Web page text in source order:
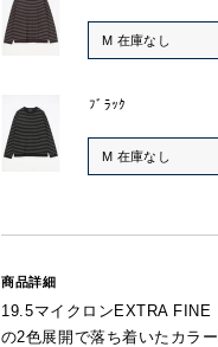
M 在庫なし
ﾌﾞﾗｯｸ
M 在庫なし
商品詳細
19.5マイクロンEXTRA FINE
の2色展開で落ち着いたカラ